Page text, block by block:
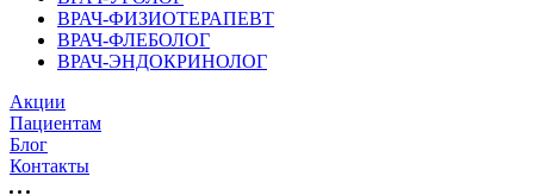
ВРАЧ-ФИЗИОТЕРАПЕВТ
ВРАЧ-ФЛЕБОЛОГ
ВРАЧ-ЭНДОКРИНОЛОГ
Акции
Пациентам
Блог
Контакты